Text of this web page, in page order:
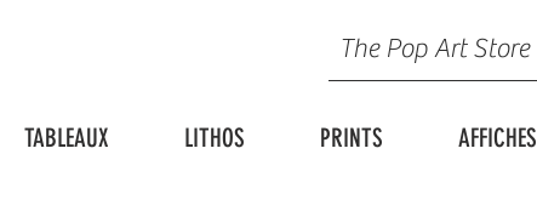
The Pop Art Store
TABLEAUX LITHOS PRINTS AFFICHES